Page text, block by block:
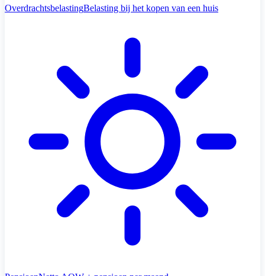
OverdrachtsbelastingBelasting bij het kopen van een huis